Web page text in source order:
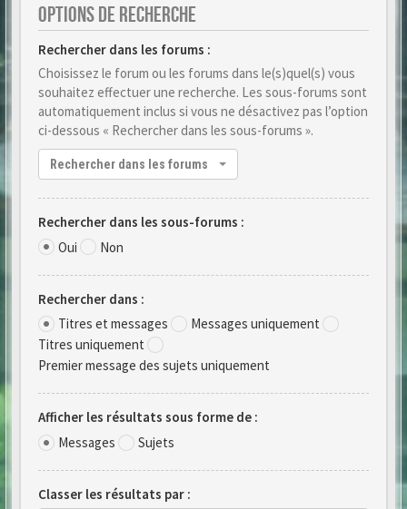
OPTIONS DE RECHERCHE
Rechercher dans les forums :
Choisissez le forum ou les forums dans le(s)quel(s) vous
souhaitez effectuer une recherche. Les sous-forums sont
automatiquement inclus si vous ne désactivez pas l’option
ci-dessous « Rechercher dans les sous-forums ».
Rechercher dans les forums
Rechercher dans les sous-forums :
Oui
Non
Rechercher dans :
Titres et messages
Messages uniquement
Titres uniquement
Premier message des sujets uniquement
Afficher les résultats sous forme de :
Messages
Sujets
Classer les résultats par :